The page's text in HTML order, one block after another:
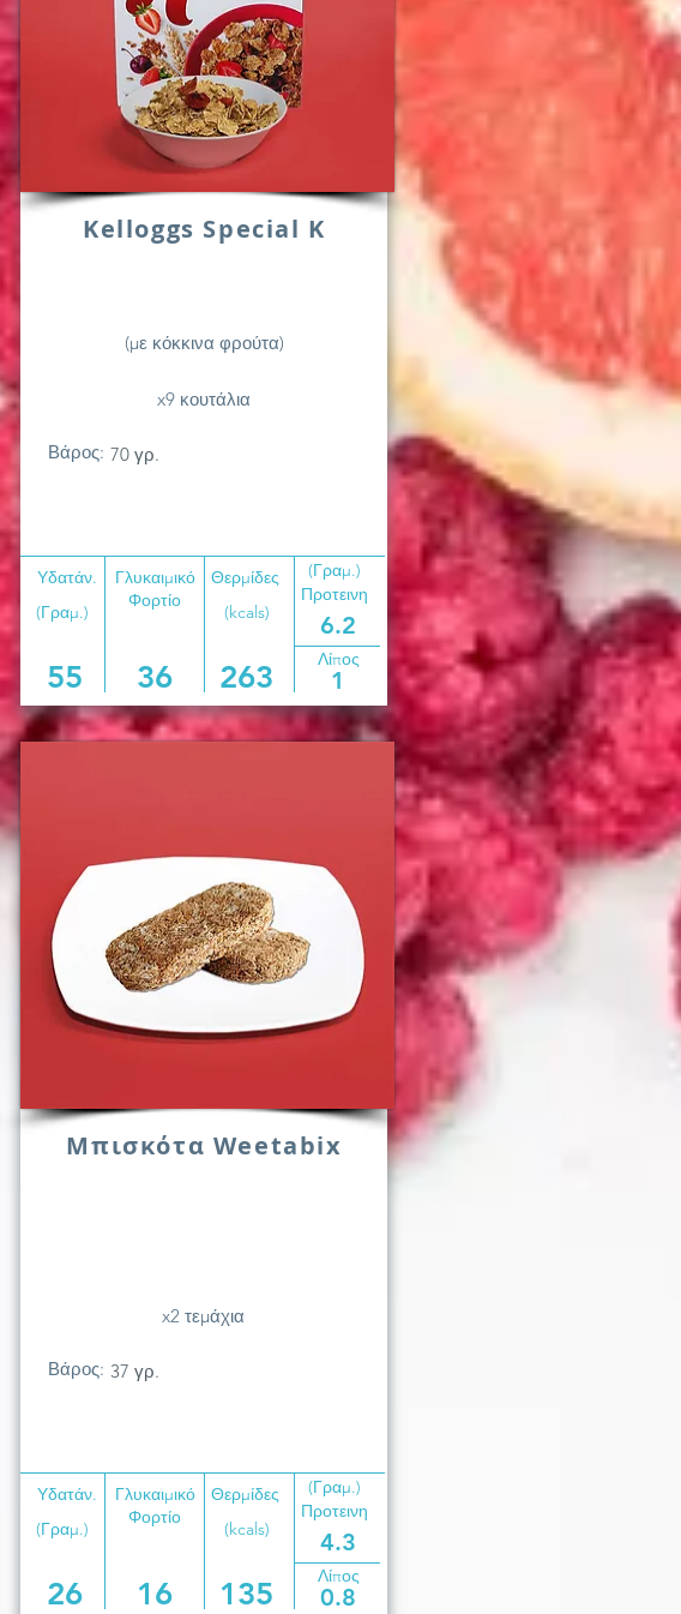
Kelloggs Special K
(με κόκκινα φρούτα)
x9 κουτάλια
Βάρος: 70 γρ.
Υδατάν.
Γλυκαιμικό
Φορτίο
(Γραμ.)
Θερμίδες
(kcals)
Προτεινη
6.2
(Γραμ.)
55 36 263 Λίπος
1
Μπισκότα Weetabix
x2 τεμάχια
Βάρος: 37 γρ.
Υδατάν.
Γλυκαιμικό
Φορτίο
(Γραμ.)
Θερμίδες
(kcals)
Προτεινη
4.3
(Γραμ.)
26 16 135 Λίπος
0.8